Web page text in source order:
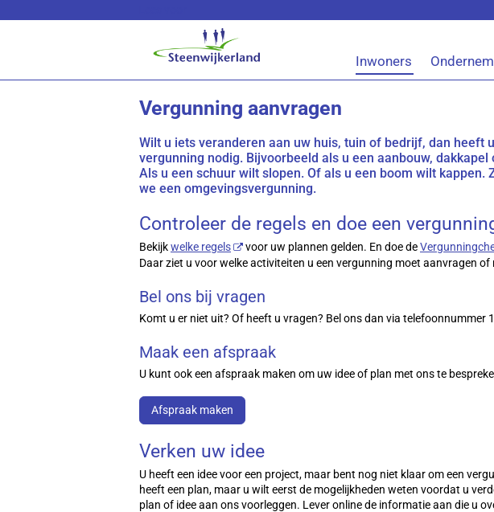
Inwoners
Vergunning aanvragen
Wilt u iets veranderen aan uw huis, tuin of bedrijf, dan heeft
vergunning nodig. Bijvoorbeeld als u een aanbouw,
Als u een schuur wilt slopen. Of als u een boom wilt kappen.
we een omgevingsvergunning.
Controleer de regels en doe een
Bekijkwelke regels voor uw plannen gelden. En doe de
Daar ziet u voor welke activiteiten u een vergunning moet aanvragen of
Bel ons bij vragen
Komt u er niet uit? Of heeft u vragen? Bel ons dan via telefoonnummer
Maak een afspraak
U kunt ook een afspraak maken om uw idee of plan met ons te
Afspraak maken
Verken uw idee
U heeft een idee voor een project, maar bent nog niet klaar om een
heeft een plan, maar u wilt eerst de mogelijkheden weten voordat u
plan of idee aan ons voorleggen. Lever online de informatie aan die u